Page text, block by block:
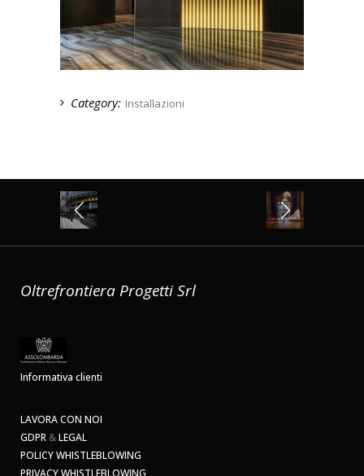
Category: Installazioni
Oltrefrontiera Progetti Srl
Informativa clienti
LAVORA CON NOI
GDPR &LEGAL
POLICY WHISTLEBLOWING